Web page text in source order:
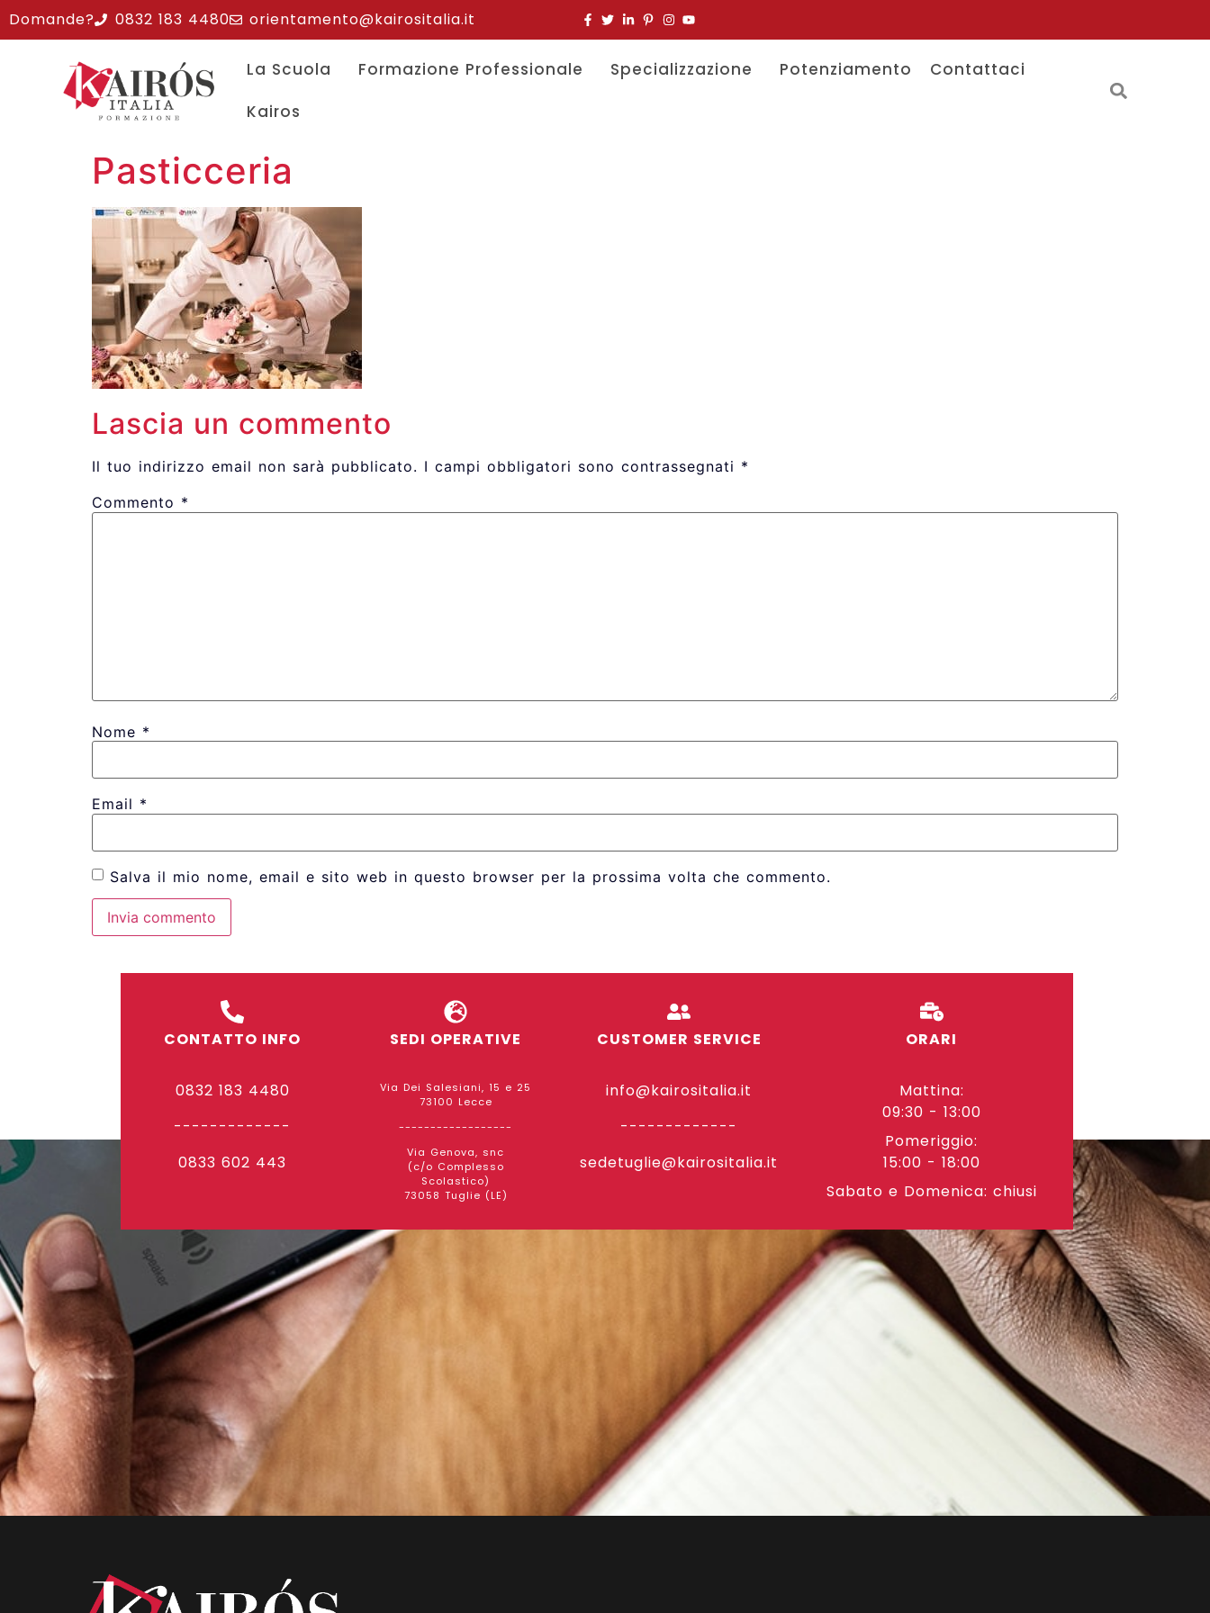
Domande? 0832 183 4480 orientamento@kairositalia.it
La Scuola Formazione Professionale Specializzazione Potenziamento
Contattaci
Kairos
Pasticceria
Lascia un commento
Il tuo indirizzo email non sarà pubblicato. I campi obbligatori sono contrassegnati *
Commento *
Nome *
Email *
Salva il mio nome, email e sito web in questo browser per la prossima volta che commento.
CONTATTO INFO
0832 183 4480
-------------
0833 602 443
SEDI OPERATIVE
Via Dei Salesiani, 15 e 25
73100 Lecce
------------------
Via Genova, snc
(c/o Complesso
Scolastico)
73058 Tuglie (LE)
CUSTOMER SERVICE
info@kairositalia.it
-------------
sedetuglie@kairositalia.it
ORARI
Mattina:
09:30 - 13:00
Pomeriggio:
15:00 - 18:00
Sabato e Domenica: chiusi